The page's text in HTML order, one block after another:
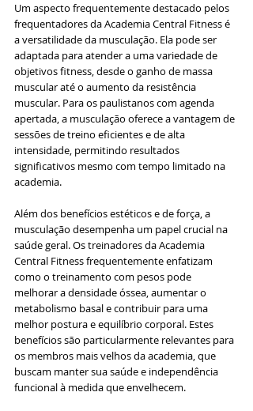
Um aspecto frequentemente destacado pelos
frequentadores da Academia Central Fitness é
a versatilidade da musculação. Ela pode ser
adaptada para atender a uma variedade de
objetivos fitness, desde o ganho de massa
muscular até o aumento da resistência
muscular. Para os paulistanos com agenda
apertada, a musculação oferece a vantagem de
sessões de treino eficientes e de alta
intensidade, permitindo resultados
significativos mesmo com tempo limitado na
academia.
Além dos benefícios estéticos e de força, a
musculação desempenha um papel crucial na
saúde geral. Os treinadores da Academia
Central Fitness frequentemente enfatizam
como o treinamento com pesos pode
melhorar a densidade óssea, aumentar o
metabolismo basal e contribuir para uma
melhor postura e equilíbrio corporal. Estes
benefícios são particularmente relevantes para
os membros mais velhos da academia, que
buscam manter sua saúde e independência
funcional à medida que envelhecem.